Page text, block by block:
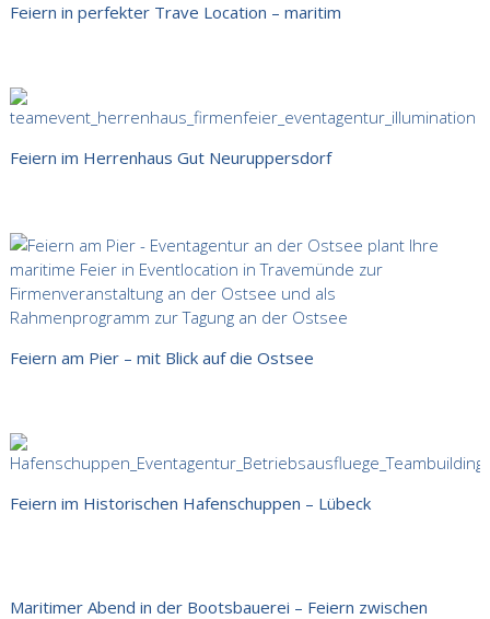
Feiern in perfekter Trave Location – maritim
Feiern im Herrenhaus Gut Neuruppersdorf
Feiern am Pier – mit Blick auf die Ostsee
Feiern im Historischen Hafenschuppen – Lübeck
Maritimer Abend in der Bootsbauerei – Feiern zwischen